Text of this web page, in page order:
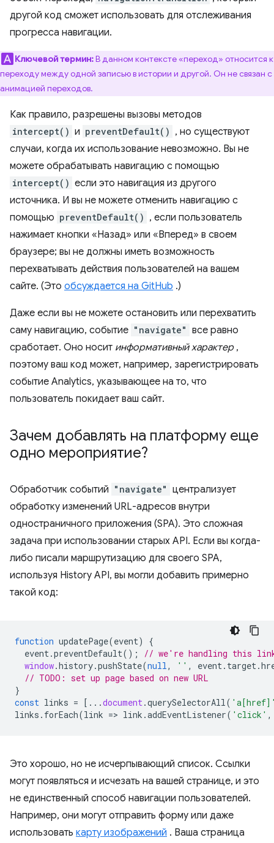
другой код сможет использовать для отслеживания
прогресса навигации.
Ключевой термин:В данном контексте «переход» относится к
переходу между одной записью в истории и другой. Он не связан с
анимацией переходов.
Как правило, разрешены вызовы методов
intercept() и preventDefault() , но существуют
случаи, когда их использование невозможно. Вы не
можете обрабатывать навигацию с помощью
intercept() если это навигация из другого
источника. И вы не можете отменить навигацию с
помощью preventDefault() , если пользователь
нажимает кнопки «Назад» или «Вперед» в своем
браузере; вы не должны иметь возможность
перехватывать действия пользователей на вашем
сайте. (Это обсуждается на GitHub .)
Даже если вы не можете остановить или перехватить
саму навигацию, событие "navigate" все равно
сработает. Оно носит информативный характер,
поэтому ваш код может, например, зарегистрировать
событие Analytics, указывающее на то, что
пользователь покидает ваш сайт.
Зачем добавлять на платформу еще
одно мероприятие?
Обработчик событий "navigate" централизует
обработку изменений URL-адресов внутри
одностраничного приложения (SPA). Это сложная
задача при использовании старых API. Если вы когда-
либо писали маршрутизацию для своего SPA,
используя History API, вы могли добавить примерно
такой код:
function updatePage(event)
{
event.preventDefault();
// we're handling this
window.history.pushState(null, '' , event. target.
// TODO: set up page based on new URL
}
const links = [...document.querySelectorAll(
links . forEach(link => link .addEventListener( 'click' ,
Это хорошо, но не исчерпывающий список. Ссылки
могут появляться и исчезать на вашей странице, и это
не единственный способ навигации пользователей.
Например, они могут отправить форму или даже
использовать карту изображений . Ваша страница